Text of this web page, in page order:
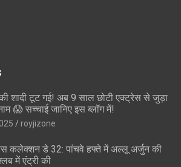
शादी टूट गई! अब 9 साल छोटी एक्ट्रेस से जुड़ा
😱 सच्चाई जानिए इस ब्लॉग में!
royjizone
कलेक्शन डे 32: पांचवे हफ्ते में अल्लू अर्जुन की
में एंट्री की